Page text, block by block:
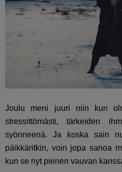
Joulu meni juuri niin kun
stressittömästi, tärkeiden
syönneenä. Ja koska sain
päikkäritkin, voin jopa sanoa
kun se nyt pienen vauvan